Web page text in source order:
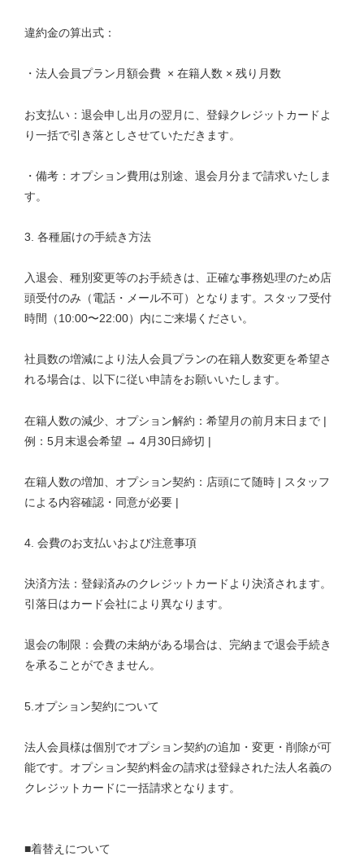
違約金の算出式：
・法人会員プラン月額会費 × 在籍人数 × 残り月数
お支払い：退会申し出月の翌月に、登録クレジットカードよ
り一括で引き落としさせていただきます。
・備考：オプション費用は別途、退会月分まで請求いたしま
す。
3. 各種届けの手続き方法
入退会、種別変更等のお手続きは、正確な事務処理のため店
頭受付のみ（電話・メール不可）となります。スタッフ受付
時間（10:00〜22:00）内にご来場ください。
社員数の増減により法人会員プランの在籍人数変更を希望さ
れる場合は、以下に従い申請をお願いいたします。
在籍人数の減少、オプション解約：希望月の前月末日まで |
例：5月末退会希望 → 4月30日締切 |
在籍人数の増加、オプション契約：店頭にて随時 | スタッフ
による内容確認・同意が必要 |
4. 会費のお支払いおよび注意事項
決済方法：登録済みのクレジットカードより決済されます。
引落日はカード会社により異なります。
退会の制限：会費の未納がある場合は、完納まで退会手続き
を承ることができません。
5.オプション契約について
法人会員様は個別でオプション契約の追加・変更・削除が可
能です。オプション契約料金の請求は登録された法人名義の
クレジットカードに一括請求となります。
■着替えについて